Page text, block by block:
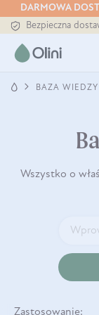
DARMOWA
Bezpieczna
Darmowa
Tłoczony zawsze
BAZA WIEDZY
Wszystko o
Zastosowanie: